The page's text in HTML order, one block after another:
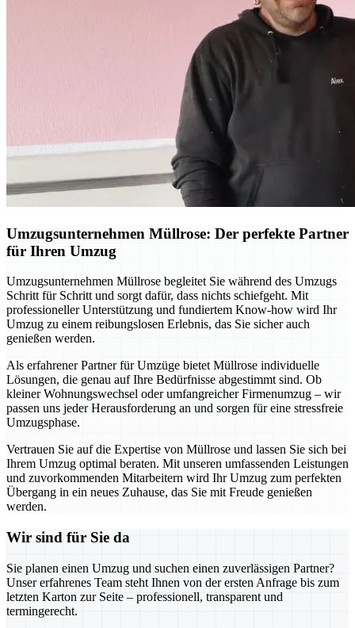
Umzugsunternehmen Müllrose: Der perfekte Partner
für Ihren Umzug
Umzugsunternehmen Müllrose begleitet Sie während des Umzugs
Schritt für Schritt und sorgt dafür, dass nichts schiefgeht. Mit
professioneller Unterstützung und fundiertem Know-how wird Ihr
Umzug zu einem reibungslosen Erlebnis, das Sie sicher auch
genießen werden.
Als erfahrener Partner für Umzüge bietet Müllrose individuelle
Lösungen, die genau auf Ihre Bedürfnisse abgestimmt sind. Ob
kleiner Wohnungswechsel oder umfangreicher Firmenumzug – wir
passen uns jeder Herausforderung an und sorgen für eine stressfreie
Umzugsphase.
Vertrauen Sie auf die Expertise von Müllrose und lassen Sie sich bei
Ihrem Umzug optimal beraten. Mit unseren umfassenden Leistungen
und zuvorkommenden Mitarbeitern wird Ihr Umzug zum perfekten
Übergang in ein neues Zuhause, das Sie mit Freude genießen
werden.
Wir sind für Sie da
Sie planen einen Umzug und suchen einen zuverlässigen Partner?
Unser erfahrenes Team steht Ihnen von der ersten Anfrage bis zum
letzten Karton zur Seite – professionell, transparent und
termingerecht.